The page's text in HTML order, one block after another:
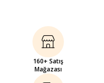
160+ Satış
Mağazası